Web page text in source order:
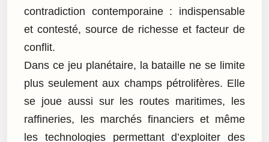
contradiction contemporaine : indispensable
et contesté, source de richesse et facteur de
conflit.
Dans ce jeu planétaire, la bataille ne se limite
plus seulement aux champs pétrolifères. Elle
se joue aussi sur les routes maritimes, les
raffineries, les marchés financiers et même
les technologies permettant d’exploiter des